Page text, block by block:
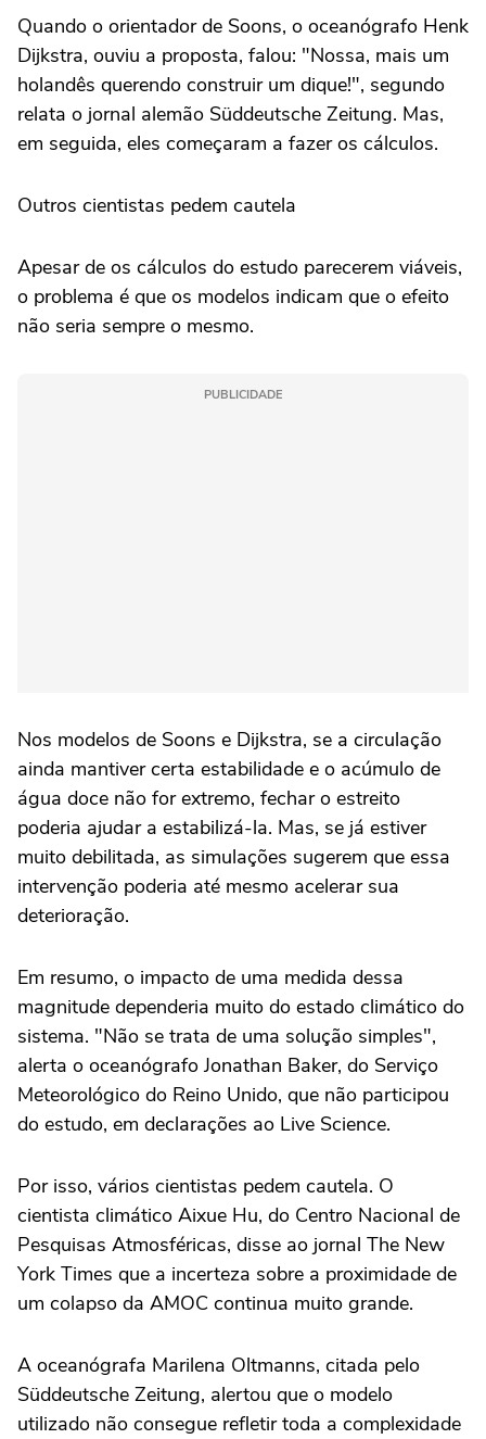
Quando o orientador de Soons, o oceanógrafo Henk
Dijkstra, ouviu a proposta, falou: "Nossa, mais um
holandês querendo construir um dique!", segundo
relata o jornal alemão Süddeutsche Zeitung. Mas,
em seguida, eles começaram a fazer os cálculos.
Outros cientistas pedem cautela
Apesar de os cálculos do estudo parecerem viáveis,
o problema é que os modelos indicam que o efeito
não seria sempre o mesmo.
PUBLICIDADE
Nos modelos de Soons e Dijkstra, se a circulação
ainda mantiver certa estabilidade e o acúmulo de
água doce não for extremo, fechar o estreito
poderia ajudar a estabilizá-la. Mas, se já estiver
muito debilitada, as simulações sugerem que essa
intervenção poderia até mesmo acelerar sua
deterioração.
Em resumo, o impacto de uma medida dessa
magnitude dependeria muito do estado climático do
sistema. "Não se trata de uma solução simples",
alerta o oceanógrafo Jonathan Baker, do Serviço
Meteorológico do Reino Unido, que não participou
do estudo, em declarações ao Live Science.
Por isso, vários cientistas pedem cautela. O
cientista climático Aixue Hu, do Centro Nacional de
Pesquisas Atmosféricas, disse ao jornal The New
York Times que a incerteza sobre a proximidade de
um colapso da AMOC continua muito grande.
A oceanógrafa Marilena Oltmanns, citada pelo
Süddeutsche Zeitung, alertou que o modelo
utilizado não consegue refletir toda a complexidade